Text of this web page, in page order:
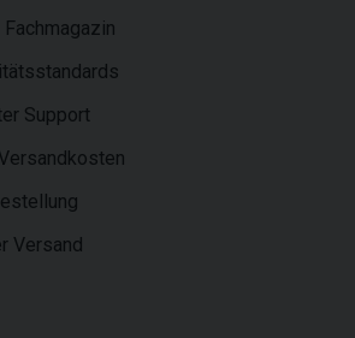
Support
Versand